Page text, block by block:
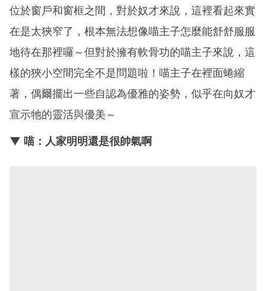
位於窗戶和窗框之間，對於奴才來說，這裡看起來實
在是太狹窄了，根本無法想像喵主子怎麼能舒舒服服
地待在那裡囉～但對於擁有軟骨功的喵主子來說，這
樣的狹小空間完全不是問題啦！喵主子在裡面蜷縮
著，偶爾擺出一些自認為優雅的姿勢，似乎在向奴才
宣示牠的靈活與優美～
▼ 喵：人家明明還是很帥氣啊